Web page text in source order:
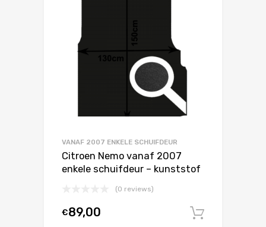
VANAF 2007 ENKELE SCHUIFDEUR
Citroen Nemo vanaf 2007
enkele schuifdeur – kunststof
(0 reviews)
€89,00